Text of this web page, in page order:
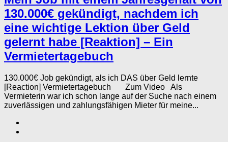
130.000€ gekündigt, nachdem ich
eine wichtige Lektion über Geld
gelernt habe [Reaktion] – Ein
Vermietertagebuch
130.000€ Job gekündigt, als ich DAS über Geld lernte
[Reaction] Vermietertagebuch Zum Video Als
Vermieterin war ich schon lange auf der Suche nach einem
zuverlässigen und zahlungsfähigen Mieter für meine...